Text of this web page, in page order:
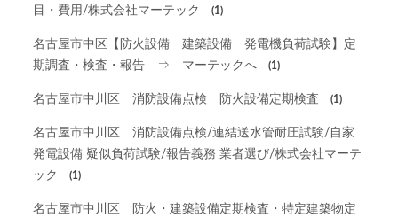
目・費用/株式会社マーテック
(1)
名古屋市中区【防火設備 建築設備 発電機負荷試験】定
期調査・検査・報告 ⇒ マーテックへ
(1)
名古屋市中川区 消防設備点検 防火設備定期検査 (1)
名古屋市中川区 消防設備点検/連結送水管耐圧試験/自家
発電設備 疑似負荷試験/報告義務 業者選び/株式会社マーテ
ック
(1)
名古屋市中川区 防火・建築設備定期検査・特定建築物定